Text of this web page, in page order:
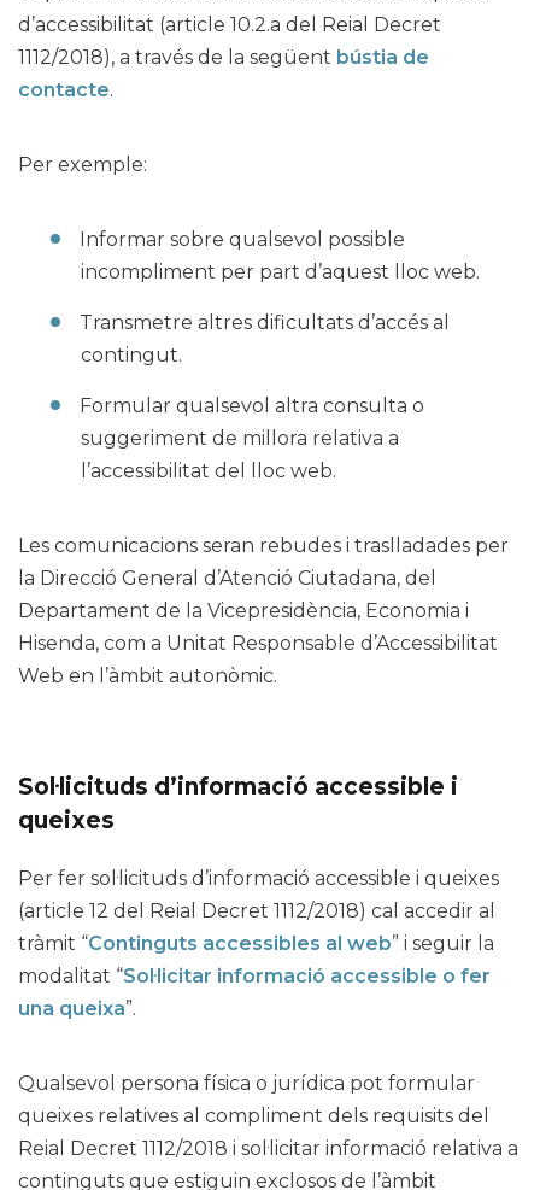
d’accessibilitat (article 10.2.a del Reial Decret
1112/2018), a través de la següent bústia de
contacte.
Per exemple:
Informar sobre qualsevol possible
incompliment per part d’aquest lloc web.
Transmetre altres dificultats d’accés al
contingut.
Formular qualsevol altra consulta o
suggeriment de millora relativa a
l’accessibilitat del lloc web.
Les comunicacions seran rebudes i traslladades per
la Direcció General d’Atenció Ciutadana, del
Departament de la Vicepresidència, Economia i
Hisenda, com a Unitat Responsable d’Accessibilitat
Web en l’àmbit autonòmic.
Sol·licituds d’informació accessible i
queixes
Per fer sol·licituds d’informació accessible i queixes
(article 12 del Reial Decret 1112/2018) cal accedir al
tràmit “Continguts accessibles al web” i seguir la
modalitat “Sol·licitar informació accessible o fer
una queixa”.
Qualsevol persona física o jurídica pot formular
queixes relatives al compliment dels requisits del
Reial Decret 1112/2018 i sol·licitar informació relativa a
continguts que estiguin exclosos de l’àmbit